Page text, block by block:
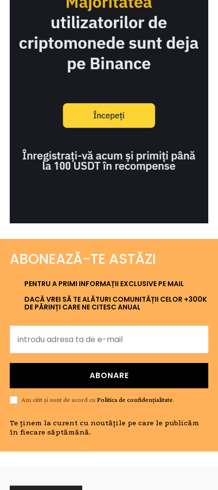
ABONEAZĂ-TE ASTĂZI
PENTRU A PRIMI INFORMAȚII EXCLUSIVE PE MAIL
DACĂ VREI SĂ TE ALĂTURI COMUNITĂȚII CELOR +300K
DE PĂRINȚI CARE NE CITESC ANUAL
ABONARE
Am citit și sunt de acord cu Politica de confidențialitate.
Te ținem la curent cu noutățile pe care le publicăm
în fiecare săptămână.